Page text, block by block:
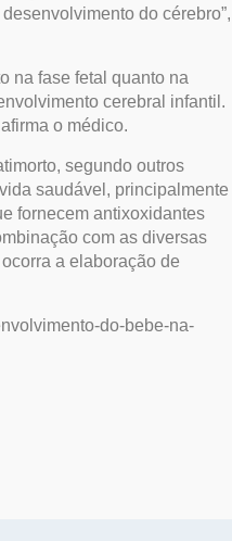
do cérebro”,
na fase fetal quanto na
cerebral infantil.
o médico.
segundo outros
saudável, principalmente
fornecem antixoxidantes
com as diversas
a elaboração de
do-bebe-na-